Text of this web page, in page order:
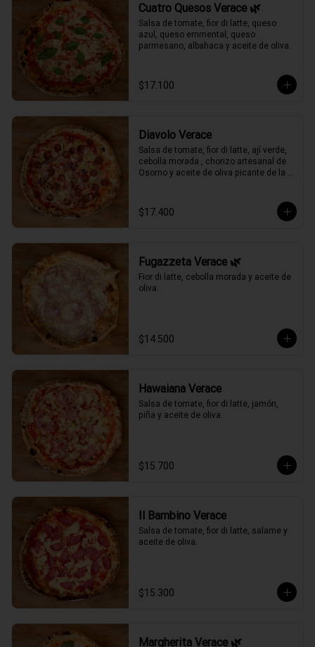
Cuatro Quesos Verace 🌿
Salsa de tomate, fior di latte, queso
azul, queso emmental, queso
parmesano, albahaca y aceite de oliva.
$17.100
Diavolo Verace
Salsa de tomate, fior di latte, ají verde,
cebolla morada , chorizo artesanal de
Osorno y aceite de oliva picante de la
$17.400
Fugazzeta Verace 🌿
Fior di latte, cebolla morada y aceite de
oliva.
$14.500
Hawaiana Verace
Salsa de tomate, fior di latte, jamón,
piña y aceite de oliva.
$15.700
Il Bambino Verace
Salsa de tomate, fior di latte, salame y
aceite de oliva.
$15.300
Margherita Verace 🌿